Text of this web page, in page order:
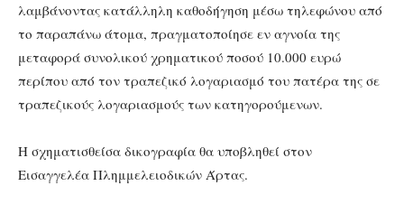
λαμβάνοντας κατάλληλη καθοδήγηση μέσω τηλεφώνου από
το παραπάνω άτομα, πραγματοποίησε εν αγνοία της
μεταφορά συνολικού χρηματικού ποσού 10.000 ευρώ
περίπου από τον τραπεζικό λογαριασμό του πατέρα της σε
τραπεζικούς λογαριασμούς των κατηγορούμενων.
Η σχηματισθείσα δικογραφία θα υποβληθεί στον
Εισαγγελέα Πλημμελειοδικών Άρτας.